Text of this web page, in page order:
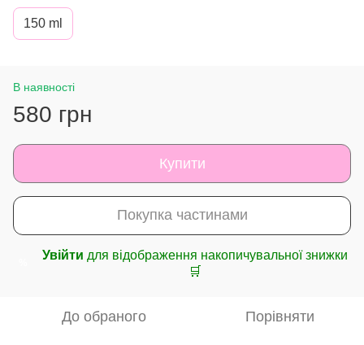
150 ml
В наявності
580 грн
Купити
Покупка частинами
Увійти для відображення накопичувальної знижки
🛒
До обраного Порівняти